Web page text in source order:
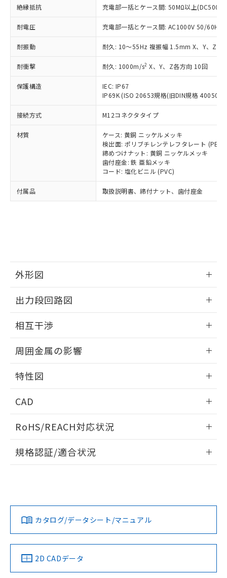
絶縁抵抗 充電部一括とケース間: 50MΩ以上(DC500V
耐電圧 充電部一括とケース間: AC1000V 50/60Hz
耐振動 耐久: 10～55Hz 複振幅 1.5mm X、Y、Z各
耐衝撃 耐久: 1000m/s2 X、Y、Z各方向 10回
保護構造
IEC: IP67
IP69K (ISO 20653規格(旧DIN規格 40050
接続方式 M12コネクタタイプ
材質
ケース: 黄銅 ニッケルメッキ
検出面: ポリブチレンテレフタレート (PBT)
締めつけナット: 黄銅 ニッケルメッキ
歯付座金: 鉄 亜鉛メッキ
コード: 塩化ビニル (PVC)
付属品 取扱説明書、締付ナット、歯付座金
外形図
外形図
出力段回路図
出力段回路図
タイムチャート
相互干渉
相互干渉
A: 70mm以上、B: 45mm以上
周囲金属の影響
周囲金属の影響
特性図
検出物体の大きさと材質による影響
CAD
ドすることができます。
ログイン/会員登録
ダウンロードデータをご利用いただく前に、以下を必ずお読
みください。
ソフトウェアの使用条件
RoHS/REACH対応状況
EU RoHS 注意事項・凡例
対応済み
中国 RoHS 注意事項・凡例
規格認証/適合状況
LR型式承認
（イギリス
船舶規格）
DNV型式承認
（ノルウェー
BV型式承認
（フランス
KR型式
（韓国
No No No No
カタログ/データシート/マニュアル
2D CADデータ
記載している更新日時点での社内デー
タに基づき作成されるものであり、閲
覧された時点での実際の在庫および標
了承ください。
正式な納期状況および標準価格はお客
様のお取引先、またはお客様担当のオ
ムロン制御機器販売店・当社販売員に
ご相談ください。
オムロン制御機器販売店や当社販売拠
販売ネットワーク
」をご確認
在庫状況および標準価格結果を当社の
事前の承諾なく第三者に漏洩または開
示しないようお願いします。
マイパーツ機能（部品リスト作成サー
ビス）をご利用いただくには、I-Web
メンバーズにご登録されている必要が
あります。
をご了承ください。
の共同利用に関して"
の「1.共同利
用者の範囲」に記載されている法人を
指します。
鉛(Pb) 1000ppm以下、 水銀(Hg) 1000ppm以下、 カド
ミウム(Cd) 100ppm以下、
六価クロム(Cr(Ⅵ)) 1000ppm以下、ポリ臭化ビフェニル
類(PBB) 1000ppm以下、ポリ臭化ジフェニルエーテル類
ルベンジル（BBP） 1000ppm以下、フタル酸ジブチル
（DBP） 1000ppm以下、フタル酸ジイソブチル
(DIBP) 1000ppm以下
但し、RoHS指令で産業用監視および制御機器に対する
フタル酸エステル類の４物質については閾値を超える意
図的な使用がないことを確認しています。
部品在庫の切り替え状況などにより、予定
月が前後することがあります。
EU RoHS指令（10物質）の非含有証明書
51物質の非含有証明書（当社基準）
るもので、過去に遡って非含有を証明する
ものではありません。
また、RoHS指令のフタル酸エステル類４
物質の対応では、対応完了までの期間は出
荷製品に未対応品が混在することから備考
欄に対応日を記載しておりました。
していることから、特段のことがない限
り、2022年1月12日より割愛しておりま
い合わせください。
*中国RoHS10物質の基準値 (GB/T26572)：
Pb(鉛) :1000ppm、 Hg(水銀) : 1000ppm、 Cd(カドミウ
Cr(Ⅵ)(六価クロム) : 1000ppm、 PBBs(ポリ臭化ビフェ
DBP(フタル酸ジブチル) : 1000ppm、 DIBP(フタル酸ジ
イソブチル) : 1000ppm、 BBP(フタル酸ブチルベンジ
ル) : 1000ppm、
DEHP(フタル酸ビス(2-エチルヘキシル)) : 1000ppm
※2 環境保護使用期限
「ｅ」：有害物質（10物質）のすべてが基
準値以下であることを示します。
「10」：通常の使用状況下において有害物
質が外部に漏えいし、環境に深刻な影響を
及ぼさない年数を意味します。
「－」：未確認です。当社販売部門へお問
（以下｢規制貨物等」という）を輸出
または国外への提供する場合は、日本
国政府の輸出許可(または役務取引許
可)を取得するなどの必要な手続きを
当社は規制貨物を破棄する場合は、完
全に破砕するなど、違法に輸出されな
当社は貴社製品を、核兵器、ミサイ
ル、化学兵器、生物兵器またはその他
武器並びにこれらの製造装置等に一切
使用いたしません。
当社は、貴社製品を第三者に販売する
場合は、上記1、2および3の内容を当
該第三者に通知します。また当社は、
販売先および販売に係わる関係者が違
法に輸出するおそれがある場合は、取
り引きをいたしません。
一定数以上の在庫あり
一定数には満たないが在庫あり
在庫なし(最新の在庫状況につ
いては、お客様のお取引先、ま
たはお客様担当のオムロン制御
機器販売店・当社販売員にご確
認ください)
受注生産機種、また在庫状況の
情報を公開していない機種